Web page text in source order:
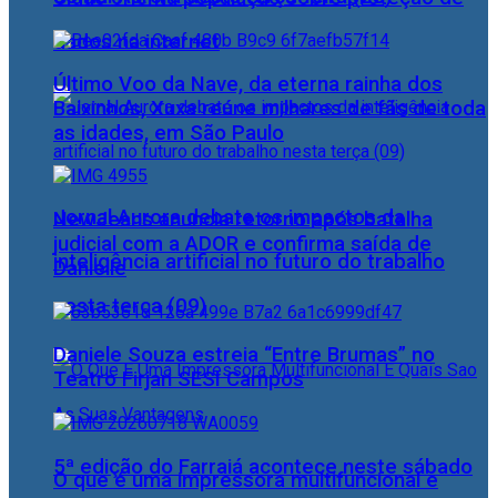
dados na internet
Jornal Aurora debate os impactos da
inteligência artificial no futuro do trabalho
nesta terça (09)
O que é uma impressora multifuncional e
Último Voo da Nave, da eterna rainha dos
Baixinhos, Xuxa reúne milhares de fãs de toda
as idades, em São Paulo
NewJeans anuncia retorno após batalha
judicial com a ADOR e confirma saída de
Danielle
Daniele Souza estreia “Entre Brumas” no
Teatro Firjan SESI Campos
5ª edição do Farraiá acontece neste sábado